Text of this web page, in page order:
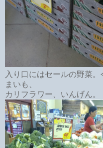
入り口にはセールの野菜
まいも、
カリフラワー、いんげん。